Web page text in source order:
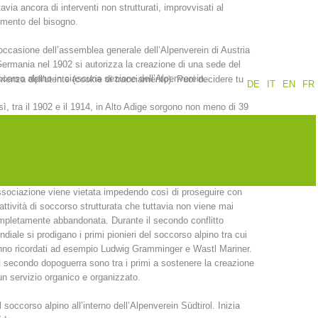
Contatti
Rapporti annuali
Formazione
ancora di interventi non strutturati, improvvisati al
del bisogno.
dell’assemblea generale dell’Alpenverein di Austria
nel 1902 si autorizza la creazione di una sede del
alpino in ciascuna sezione dell’Alpenverein.
tra il 1902 e il 1914, in Alto Adige sorgono non meno di 39
viene vietata impedendo così di proseguire con
di soccorso strutturata che tuttavia non viene mai
abbandonata. Durante il secondo conflitto
si prodigano i primi pionieri del soccorso alpino tra cui
ricordati ad esempio Ludwig Gramminger e Wastl Mariner.
secondo dopoguerra sono tra i primi a sostenere la creazione
servizio organico e organizzato.
alpino all’interno dell’Alpenverein Südtirol. Inizia
DE
IT EN FR
dell'utente (cookie di tracciamento). Puoi decidere tu